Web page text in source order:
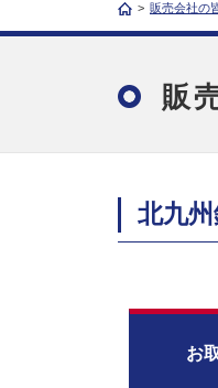
> 販売会社の
販
北九
お